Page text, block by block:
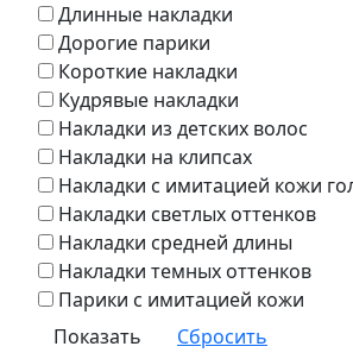
Длинные накладки
Дорогие парики
Короткие накладки
Кудрявые накладки
Накладки из детских волос
Накладки на клипсах
Накладки с имитацией кожи
Накладки светлых оттенков
Накладки средней длины
Накладки темных оттенков
Парики с имитацией кожи
Сбросить